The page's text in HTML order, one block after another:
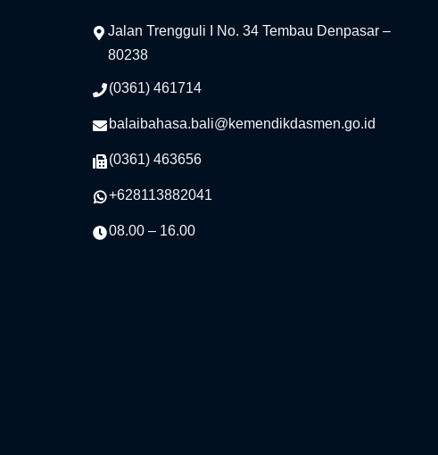
Jalan Trengguli I No. 34 Tembau Denpasar –
80238
(0361) 461714
balaibahasa.bali@kemendikdasmen.go.id
(0361) 463656
+628113882041
08.00 – 16.00